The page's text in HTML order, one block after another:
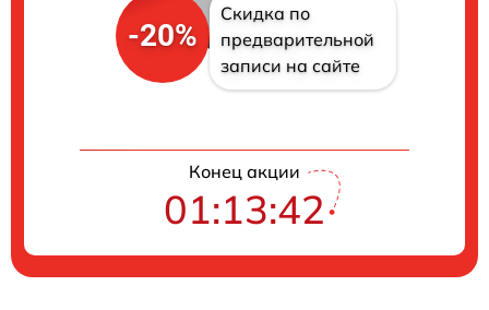
-20%
Скидка по
предварительной
записи на сайте
Конец акции
01:13:41